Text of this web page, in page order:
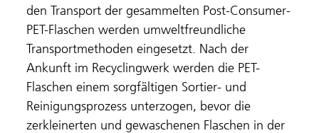
den Transport der gesammelten Post-Consumer-
PET-Flaschen werden umweltfreundliche
Transportmethoden eingesetzt. Nach der
Ankunft im Recyclingwerk werden die PET-
Flaschen einem sorgfältigen Sortier- und
Reinigungsprozess unterzogen, bevor die
zerkleinerten und gewaschenen Flaschen in der